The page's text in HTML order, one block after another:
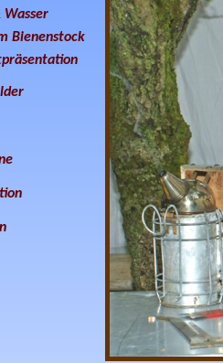
Wasser
Bienenstock